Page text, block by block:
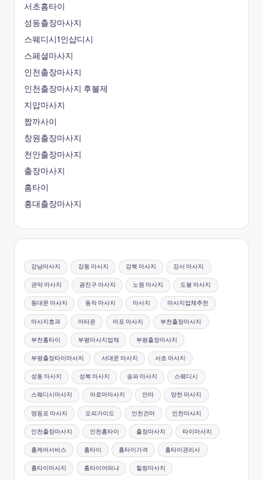
서초홈타이
성동출장마사지
스웨디시1인샵디시
스페셜마사지
인천출장마사지
인천출장마사지 후불제
지압마사지
짭까사이
창원출장마사지
천안출장마사지
출장마사지
홈타이
홍대출장마사지
강남마사지 강동 마사지 강북 마사지 강서 마사지
관악 마사지 광진구 마사지 노원 마사지 도봉 마사지
동대문 마사지 동작 마사지 마사지 마사지업체추천
마사지효과 마타운 마포 마사지 부천출장마사지
부천홈타이 부평마사지업체 부평출장마사지
부평출장타이마사지 서대문 마사지 서초 마사지
성동 마사지 성북 마사지 송파 마사지 스웨디시
스웨디시마사지 아로마마사지 안마 양천 마사지
영등포 마사지 오피가이드 인천건마 인천마사지
인천출장마사지 인천홈타이 출장마사지 타이마사지
홈케어서비스 홈타이 홈타이가격 홈타이관리사
홈타이마사지 홈타이어떠냐 힐링마사지